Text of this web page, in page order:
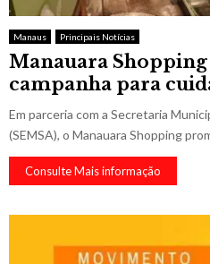
Manaus Principais Notícias
Manauara
campanha para
Em parceria com a Secretaria
(SEMSA), o Manauara Shopping
Consulte Mais informação